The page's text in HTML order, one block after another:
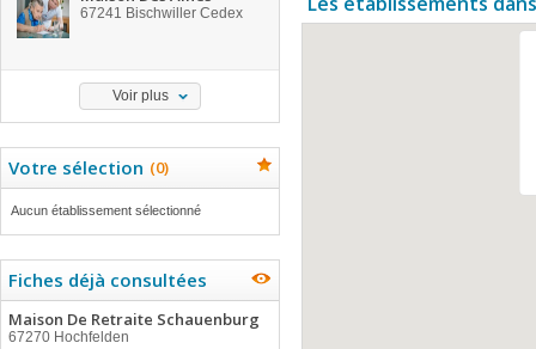
67241 Bischwiller Cedex
Voir plus
Votre sélection (0)
Aucun établissement sélectionné
Fiches déjà consultées
Maison De Retraite Schauenburg
67270 Hochfelden